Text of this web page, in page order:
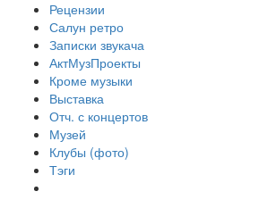
Рецензии
Салун ретро
Записки звукача
АктМузПроекты
Кроме музыки
Выставка
Отч. с концертов
Музей
Клубы (фото)
Тэги